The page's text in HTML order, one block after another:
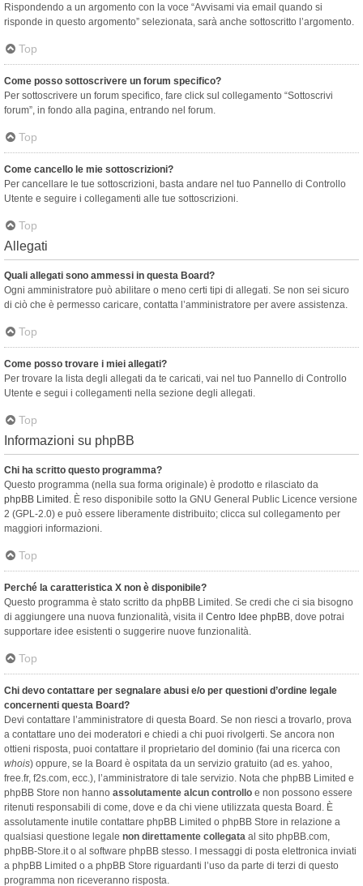
Rispondendo a un argomento con la voce “Avvisami via email quando si
risponde in questo argomento” selezionata, sarà anche sottoscritto l’argomento.
Top
Come posso sottoscrivere un forum specifico?
Per sottoscrivere un forum specifico, fare click sul collegamento “Sottoscrivi
forum”, in fondo alla pagina, entrando nel forum.
Top
Come cancello le mie sottoscrizioni?
Per cancellare le tue sottoscrizioni, basta andare nel tuo Pannello di Controllo
Utente e seguire i collegamenti alle tue sottoscrizioni.
Top
Allegati
Quali allegati sono ammessi in questa Board?
Ogni amministratore può abilitare o meno certi tipi di allegati. Se non sei sicuro
di ciò che è permesso caricare, contatta l’amministratore per avere assistenza.
Top
Come posso trovare i miei allegati?
Per trovare la lista degli allegati da te caricati, vai nel tuo Pannello di Controllo
Utente e segui i collegamenti nella sezione degli allegati.
Top
Informazioni su phpBB
Chi ha scritto questo programma?
Questo programma (nella sua forma originale) è prodotto e rilasciato da
phpBB Limited . È reso disponibile sotto la GNU General Public Licence versione
2 (GPL-2.0) e può essere liberamente distribuito; clicca sul collegamento per
maggiori informazioni.
Top
Perché la caratteristica X non è disponibile?
Questo programma è stato scritto da phpBB Limited. Se credi che ci sia bisogno
di aggiungere una nuova funzionalità, visita il Centro Idee phpBB, dove potrai
supportare idee esistenti o suggerire nuove funzionalità.
Top
Chi devo contattare per segnalare abusi e/o per questioni d’ordine legale
concernenti questa Board?
Devi contattare l’amministratore di questa Board. Se non riesci a trovarlo, prova
a contattare uno dei moderatori e chiedi a chi puoi rivolgerti. Se ancora non
ottieni risposta, puoi contattare il proprietario del dominio (fai una ricerca con
whois) oppure, se la Board è ospitata da un servizio gratuito (ad es. yahoo,
free.fr, f2s.com, ecc.), l’amministratore di tale servizio. Nota che phpBB Limited e
phpBB Store non hanno assolutamente alcun controllo e non possono essere
ritenuti responsabili di come, dove e da chi viene utilizzata questa Board. È
assolutamente inutile contattare phpBB Limited o phpBB Store in relazione a
qualsiasi questione legale non direttamente collegata al sito phpBB.com,
phpBB-Store.it o al software phpBB stesso. I messaggi di posta elettronica inviati
a phpBB Limited o a phpBB Store riguardanti l’uso da parte di terzi di questo
programma non riceveranno risposta.